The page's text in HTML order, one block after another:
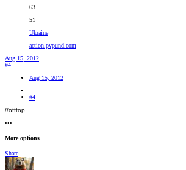
63
51
Ukraine
action.pvpund.com
Aug 15, 2012
#4
Aug 15, 2012
#4
//offtop
•••
More options
Share